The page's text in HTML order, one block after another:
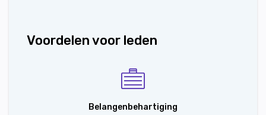
Voordelen voor leden
Belangenbehartiging